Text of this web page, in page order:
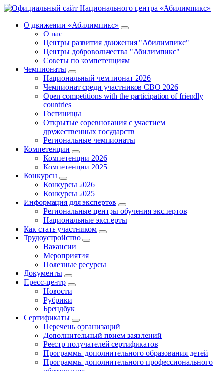
О движении «Абилимпикс»
О нас
Центры развития движения "Абилимпикс"
Центры добровольчества "Абилимпикс"
Советы по компетенциям
Чемпионаты
Национальный чемпионат 2026
Чемпионат среди участников СВО 2026
Open competitions with the participation of friendly
countries
Гостиницы
Открытые соревнования с участием
дружественных государств
Региональные чемпионаты
Компетенции
Компетенции 2026
Компетенции 2025
Конкурсы
Конкурсы 2026
Конкурсы 2025
Информация для экспертов
Региональные центры обучения экспертов
Национальные эксперты
Как стать участником
Трудоустройство
Вакансии
Мероприятия
Полезные ресурсы
Документы
Пресс-центр
Новости
Рубрики
Брендбук
Сертификаты
Перечень организаций
Дополнительный прием заявлений
Реестр получателей сертификатов
Программы дополнительного образования детей
Программы дополнительного профессионального